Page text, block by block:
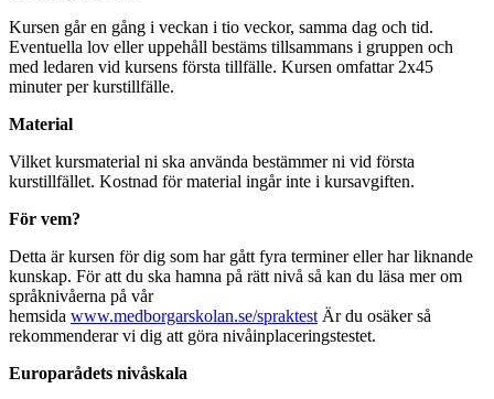
Kursen går en gång i veckan i tio veckor, samma dag och tid.
Eventuella lov eller uppehåll bestäms tillsammans i gruppen och
med ledaren vid kursens första tillfälle. Kursen omfattar 2x45
minuter per kurstillfälle.
Material
Vilket kursmaterial ni ska använda bestämmer ni vid första
kurstillfället. Kostnad för material ingår inte i kursavgiften.
För vem?
Detta är kursen för dig som har gått fyra terminer eller har liknande
kunskap. För att du ska hamna på rätt nivå så kan du läsa mer om
språknivåerna på vår
hemsida www.medborgarskolan.se/spraktest Är du osäker så
rekommenderar vi dig att göra nivåinplaceringstestet.
Europarådets nivåskala